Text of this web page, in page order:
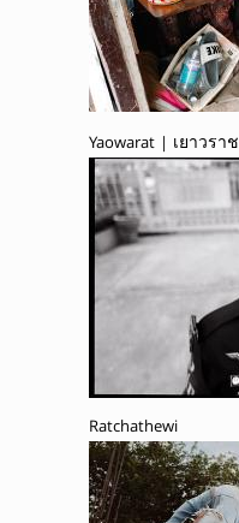
Yaowarat | เยาวราช
Ratchathewi